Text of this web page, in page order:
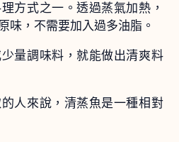
方式之一。透過蒸氣加熱，
味，不需要加入過多油脂。
量調味料，就能做出清爽料
人來說，清蒸魚是一種相對